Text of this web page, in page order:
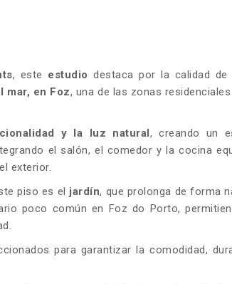
, este estudio destaca por la calidad
mar, en Foz, una de las zonas
y la luz natural, creando un
el salón, el comedor y la cocina
exterior.
piso es el jardín, que prolonga de forma
poco común en Foz do Porto,
para garantizar la comodidad,